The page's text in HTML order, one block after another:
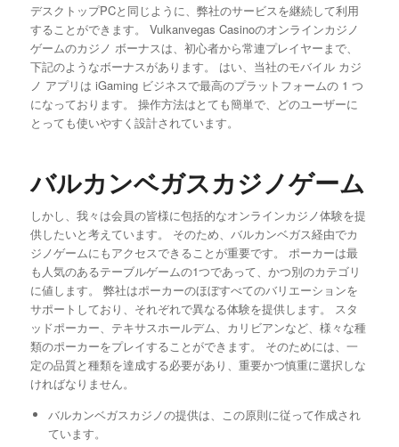
デスクトップPCと同じように、弊社のサービスを継続して利用
することができます。 Vulkanvegas Casinoのオンラインカジノ
ゲームのカジノ ボーナスは、初心者から常連プレイヤーまで、
下記のようなボーナスがあります。 はい、当社のモバイル カジ
ノ アプリは iGaming ビジネスで最高のプラットフォームの 1 つ
になっております。 操作方法はとても簡単で、どのユーザーに
とっても使いやすく設計されています。
バルカンベガスカジノゲーム
しかし、我々は会員の皆様に包括的なオンラインカジノ体験を提
供したいと考えています。 そのため、バルカンベガス経由でカ
ジノゲームにもアクセスできることが重要です。 ポーカーは最
も人気のあるテーブルゲームの1つであって、かつ別のカテゴリ
に値します。 弊社はポーカーのほぼすべてのバリエーションを
サポートしており、それぞれで異なる体験を提供します。 スタ
ッドポーカー、テキサスホールデム、カリビアンなど、様々な種
類のポーカーをプレイすることができます。 そのためには、一
定の品質と種類を達成する必要があり、重要かつ慎重に選択しな
ければなりません。
バルカンベガスカジノの提供は、この原則に従って作成され
ています。